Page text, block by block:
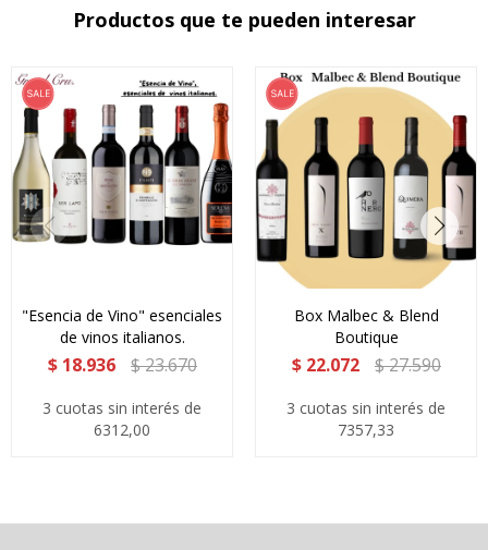
Productos que te pueden interesar
"Esencia de Vino" esenciales
de vinos italianos.
$ 18.936 $23.670
3 cuotas sin interés de
6312,00
Box Malbec & Blend
Boutique
$ 22.072 $27.590
3 cuotas sin interés de
7357,33